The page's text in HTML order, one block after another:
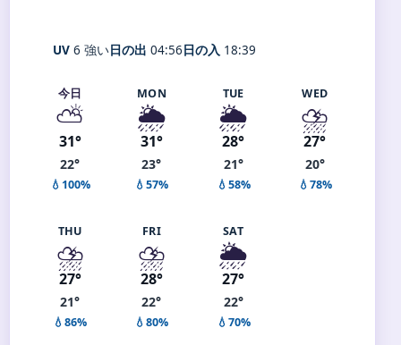
UV 6 強い日の出 04:56日の入 18:39
今日
⛅
31°
22°
💧100%
MON
🌦️
31°
23°
💧57%
TUE
🌦️
28°
21°
💧58%
WED
⛈️
27°
20°
💧78%
THU
⛈️
27°
21°
💧86%
FRI
⛈️
28°
22°
💧80%
SAT
🌦️
27°
22°
💧70%